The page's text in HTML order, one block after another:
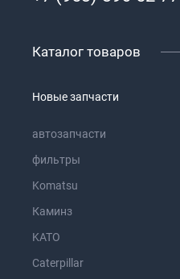
Каталог товаров
Новые запчасти
автозапчасти
фильтры
Komatsu
Каминз
KATO
Caterpillar